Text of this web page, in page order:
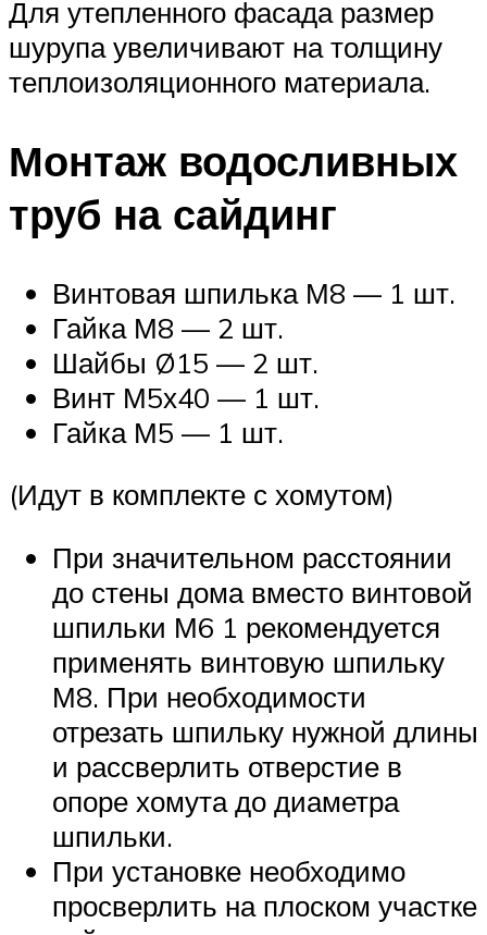
Для утепленного фасада размер
шурупа увеличивают на толщину
теплоизоляционного материала.
Монтаж водосливных
труб на сайдинг
Винтовая шпилька М8 — 1 шт.
Гайка М8 — 2 шт.
Шайбы Ø15 — 2 шт.
Винт М5х40 — 1 шт.
Гайка М5 — 1 шт.
(Идут в комплекте с хомутом)
При значительном расстоянии
до стены дома вместо винтовой
шпильки М6 1 рекомендуется
применять винтовую шпильку
М8. При необходимости
отрезать шпильку нужной длины
и рассверлить отверстие в
опоре хомута до диаметра
шпильки.
При установке необходимо
просверлить на плоском участке